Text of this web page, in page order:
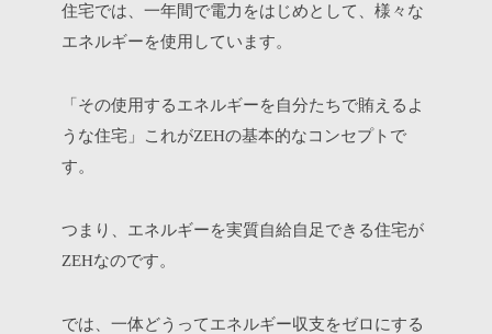
住宅では、一年間で電力をはじめとして、様々な
エネルギーを使用しています。
「その使用するエネルギーを自分たちで賄えるよ
うな住宅」これがZEHの基本的なコンセプトで
す。
つまり、エネルギーを実質自給自足できる住宅が
ZEHなのです。
では、一体どうってエネルギー収支をゼロにする